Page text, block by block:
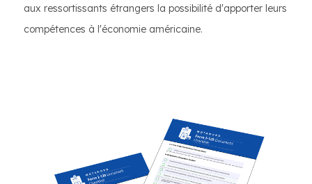
aux ressortissants étrangers la possibilité d'apporter leurs
compétences à l'économie américaine.